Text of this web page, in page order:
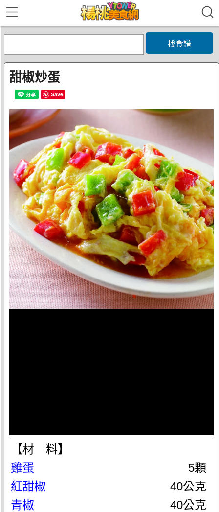
找食譜
甜椒炒蛋
Save
【材 料】
雞蛋
5顆
紅甜椒
40公克
青椒
40公克